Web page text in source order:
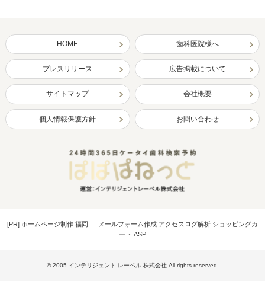
HOME 歯科医院様へ
プレスリリース 広告掲載について
サイトマップ 会社概要
個人情報保護方針 お問い合わせ
[PR] ホームページ制作 福岡 ｜
メールフォーム作成 アクセスログ解析 ショッピングカ
ート ASP
© 2005 インテリジェント レーベル 株式会社 All rights reserved.